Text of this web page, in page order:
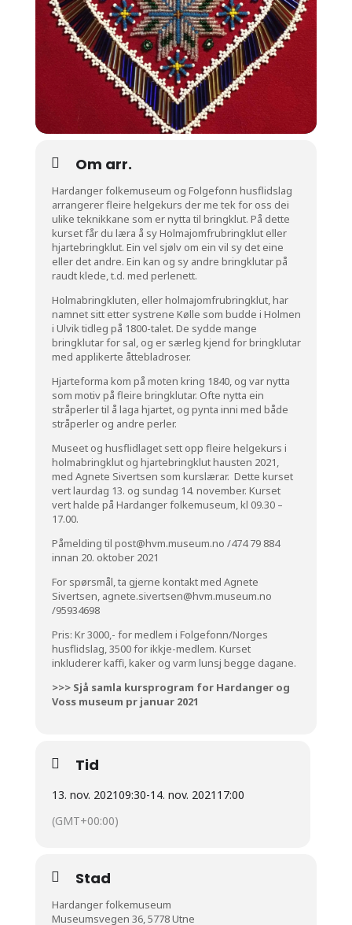
Om arr.
Hardanger folkemuseum og Folgefonn husflidslag
arrangerer fleire helgekurs der me tek for oss dei
ulike teknikkane som er nytta til bringklut. På dette
kurset får du læra å sy Holmajomfrubringklut eller
hjartebringklut. Ein vel sjølv om ein vil sy det eine
eller det andre. Ein kan og sy andre bringklutar på
raudt klede, t.d. med perlenett.
Holmabringkluten, eller holmajomfrubringklut, har
namnet sitt etter systrene Kølle som budde i Holmen
i Ulvik tidleg på 1800-talet. De sydde mange
bringklutar for sal, og er særleg kjend for bringklutar
med applikerte åttebladroser.
Hjarteforma kom på moten kring 1840, og var nytta
som motiv på fleire bringklutar. Ofte nytta ein
stråperler til å laga hjartet, og pynta inni med både
stråperler og andre perler.
Museet og husflidlaget sett opp fleire helgekurs i
holmabringklut og hjartebringklut hausten 2021,
med Agnete Sivertsen som kurslærar. Dette kurset
vert laurdag 13. og sundag 14. november. Kurset
vert halde på Hardanger folkemuseum, kl 09.30 –
17.00.
Påmelding til post@hvm.museum.no /474 79 884
innan 20. oktober 2021
For spørsmål, ta gjerne kontakt med Agnete
Sivertsen, agnete.sivertsen@hvm.museum.no
/95934698
Pris: Kr 3000,- for medlem i Folgefonn/Norges
husflidslag, 3500 for ikkje-medlem. Kurset
inkluderer kaffi, kaker og varm lunsj begge dagane.
>>> Sjå samla kursprogram for Hardanger og
Voss museum pr januar 2021
Tid
13. nov. 202109:30-14. nov. 2021 17:00
(GMT+00:00)
Stad
Hardanger folkemuseum
Museumsvegen 36, 5778 Utne